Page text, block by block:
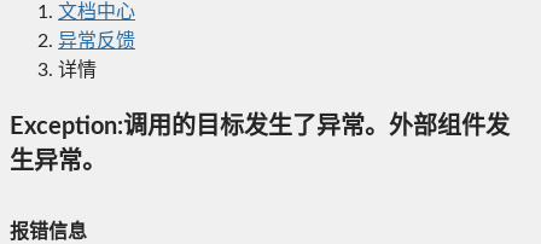
文档中心
异常反馈
详情
Exception:调用的目标发生了异常。外部组件发
生异常。
报错信息